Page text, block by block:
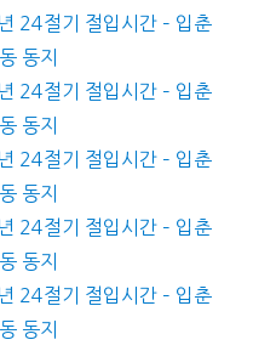
24절기 절입시간 – 입춘
동지
24절기 절입시간 – 입춘
동지
24절기 절입시간 – 입춘
동지
24절기 절입시간 – 입춘
동지
24절기 절입시간 – 입춘
동지